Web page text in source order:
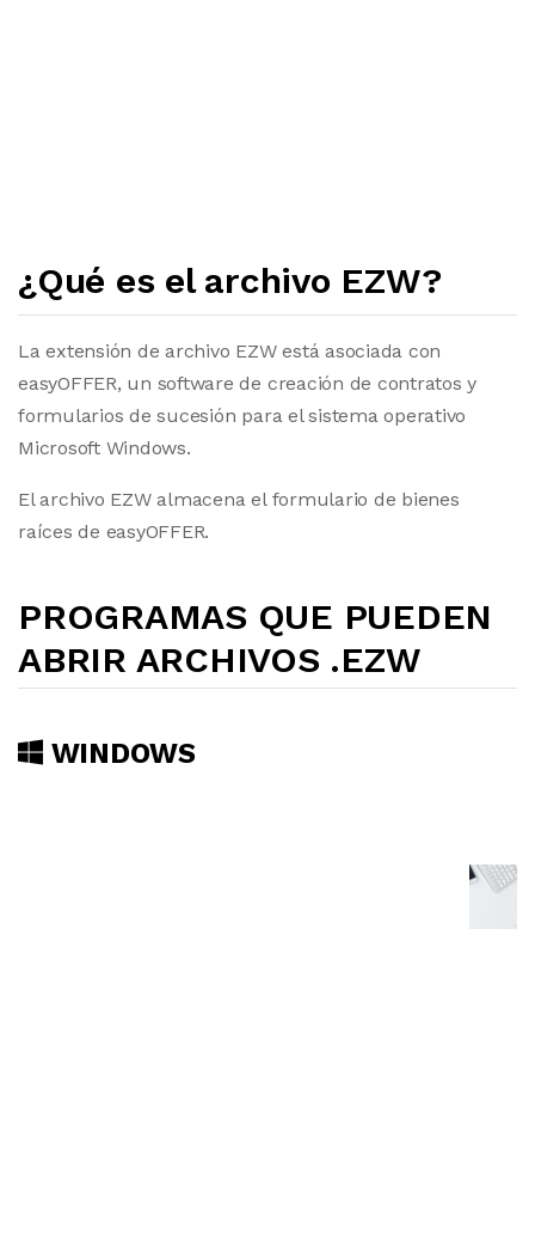
¿Qué es el archivo EZW?
La extensión de archivo EZW está asociada con
easyOFFER, un software de creación de contratos y
formularios de sucesión para el sistema operativo
Microsoft Windows.
El archivo EZW almacena el formulario de bienes
raíces de easyOFFER.
PROGRAMAS QUE PUEDEN
ABRIR ARCHIVOS .EZW
WINDOWS